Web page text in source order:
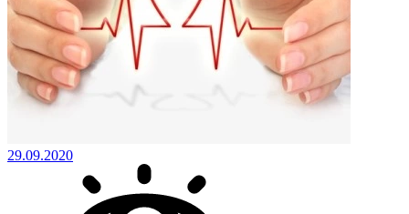
29.09.2020